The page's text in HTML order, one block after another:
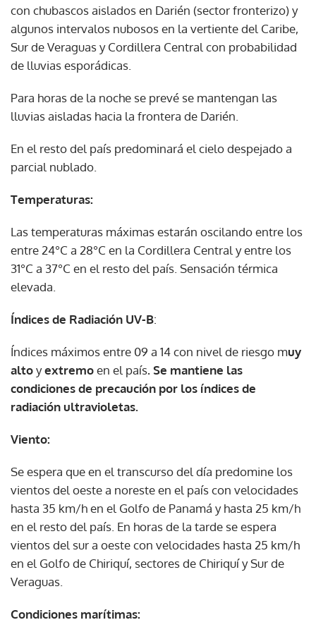
con chubascos aislados en Darién (sector fronterizo) y
algunos intervalos nubosos en la vertiente del Caribe,
Sur de Veraguas y Cordillera Central con probabilidad
de lluvias esporádicas.
Para horas de la noche se prevé se mantengan las
lluvias aisladas hacia la frontera de Darién.
En el resto del país predominará el cielo despejado a
parcial nublado.
Temperaturas:
Las temperaturas máximas estarán oscilando entre los
entre 24°C a 28°C en la Cordillera Central y entre los
31°C a 37°C en el resto del país. Sensación térmica
elevada.
Índices de Radiación UV-B:
Índices máximos entre 09 a 14 con nivel de riesgo muy
altoyextremoen el país. Se mantiene las
condiciones de precaución por los índices de
radiación ultravioletas.
Viento:
Se espera que en el transcurso del día predomine los
vientos del oeste a noreste en el país con velocidades
hasta 35 km/h en el Golfo de Panamá y hasta 25 km/h
en el resto del país. En horas de la tarde se espera
vientos del sur a oeste con velocidades hasta 25 km/h
en el Golfo de Chiriquí, sectores de Chiriquí y Sur de
Veraguas.
Condiciones marítimas: